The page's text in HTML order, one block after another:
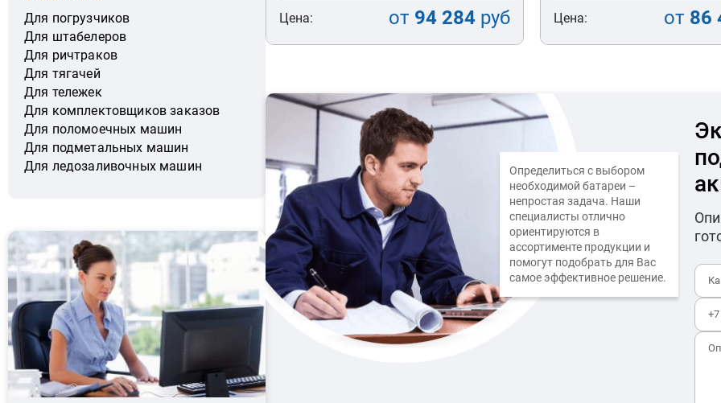
Для погрузчиков
Для штабелеров
Для ричтраков
Для тягачей
Для тележек
Для комплектовщиков заказов
Для поломоечных машин
Для подметальных машин
Для ледозаливочных машин
Цена: от 94 284 руб Цена: от 86
Определиться с выбором
необходимой батареи –
непростая задача. Наши
специалисты отлично
ориентируются в
ассортименте продукции и
помогут подобрать для Вас
самое эффективное решение.